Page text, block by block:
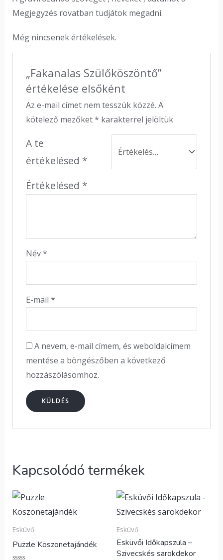
Megjegyzés rovatban tudjátok megadni.
Még nincsenek értékelések.
„Fakanalas Szülőköszöntő”
értékelése elsőként
Az e-mail címet nem tesszük közzé. A
kötelező mezőket* karakterrel jelöltük
A te
értékelésed *
Értékelésed *
Név*
E-mail*
A nevem, e-mail címem, és weboldalcímem
mentése a böngészőben a következő
hozzászólásomhoz.
Kapcsolódó termékek
Esküvő
Puzzle Köszönetajándék
Esküvő
Esküvői Időkapszula –
Szivecskés sarokdekor